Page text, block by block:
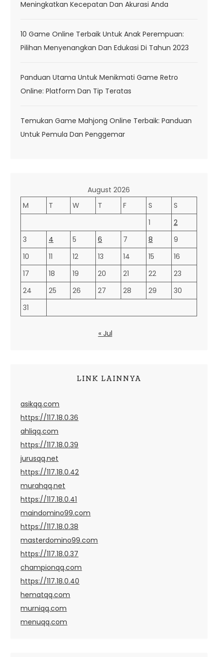
Meningkatkan Kecepatan Dan Akurasi Anda
10 Game Online Terbaik Untuk Anak Perempuan:
Pilihan Menyenangkan Dan Edukasi Di Tahun 2023
Panduan Utama Untuk Menikmati Game Retro
Online: Platform Dan Tip Teratas
Temukan Game Mahjong Online Terbaik: Panduan
Untuk Pemula Dan Penggemar
August 2026
M
T W T F S
S
1
2
3
4 5 6 7 8
9
10
11 12 13 14 15
16
17
18 19 20 21 22
23
24
25 26 27 28 29
30
31
« Jul
LINK LAINNYA
asikqq.com
https://117.18.0.36
ahliqq.com
https://117.18.0.39
jurusqq.net
https://117.18.0.42
murahqq.net
https://117.18.0.41
maindomino99.com
https://117.18.0.38
masterdomino99.com
https://117.18.0.37
championqq.com
https://117.18.0.40
hematqq.com
murniqq.com
menuqq.com